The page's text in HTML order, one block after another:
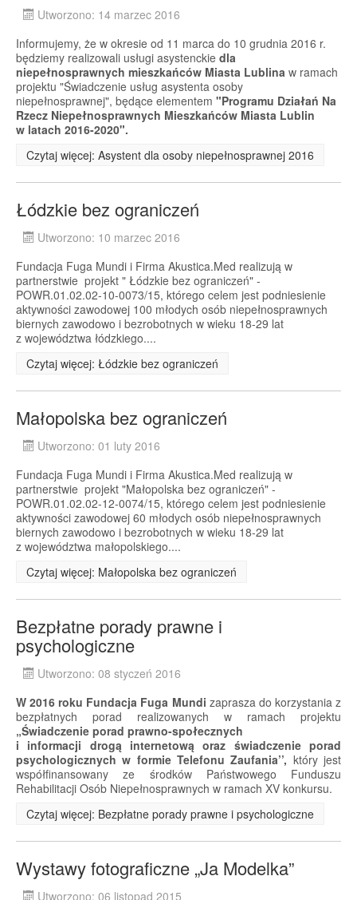
Utworzono: 14 marzec 2016
Informujemy, że w okresie od 11 marca do 10 grudnia 2016 r.
będziemy realizowali usługi asystenckie dla
niepełnosprawnych mieszkańców Miasta Lublina w ramach
projektu "Świadczenie usług asystenta osoby
niepełnosprawnej", będące elementem "Programu Działań Na
Rzecz Niepełnosprawnych Mieszkańców Miasta Lublin
w latach 2016-2020".
Czytaj więcej: Asystent dla osoby niepełnosprawnej 2016
Łódzkie bez ograniczeń
Utworzono: 10 marzec 2016
Fundacja Fuga Mundi i Firma Akustica.Med realizują w
partnerstwie projekt " Łódzkie bez ograniczeń" -
POWR.01.02.02-10-0073/15, którego celem jest podniesienie
aktywności zawodowej 100 młodych osób niepełnosprawnych
biernych zawodowo i bezrobotnych w wieku 18-29 lat
z województwa łódzkiego....
Czytaj więcej: Łódzkie bez ograniczeń
Małopolska bez ograniczeń
Utworzono: 01 luty 2016
Fundacja Fuga Mundi i Firma Akustica.Med realizują w
partnerstwie projekt "Małopolska bez ograniczeń" -
POWR.01.02.02-12-0074/15, którego celem jest podniesienie
aktywności zawodowej 60 młodych osób niepełnosprawnych
biernych zawodowo i bezrobotnych w wieku 18-29 lat
z województwa małopolskiego....
Czytaj więcej: Małopolska bez ograniczeń
Bezpłatne porady prawne i
psychologiczne
Utworzono: 08 styczeń 2016
W 2016 roku Fundacja Fuga Mundi zaprasza do korzystania z
bezpłatnych porad realizowanych w ramach projektu
„Świadczenie porad prawno-społecznych
i informacji drogą internetową oraz świadczenie porad
psychologicznych w formie Telefonu Zaufania’’, który jest
współfinansowany ze środków Państwowego Funduszu
Rehabilitacji Osób Niepełnosprawnych w ramach XV konkursu.
Czytaj więcej: Bezpłatne porady prawne i psychologiczne
Wystawy fotograficzne „Ja Modelka”
Utworzono: 06 listopad 2015